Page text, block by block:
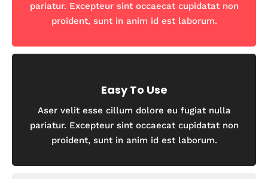
pariatur. Excepteur sint occaecat cupidatat non
proident, sunt in anim id est laborum.
Easy To Use
Aser velit esse cillum dolore eu fugiat nulla
pariatur. Excepteur sint occaecat cupidatat non
proident, sunt in anim id est laborum.